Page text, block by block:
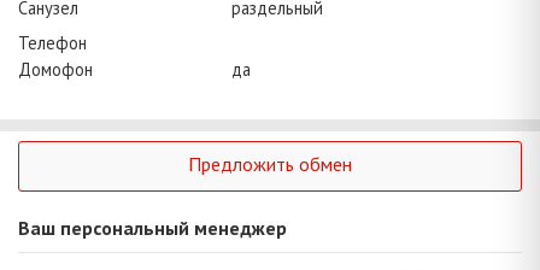
Санузел
раздельный
Телефон
Домофон
да
Предложить обмен
Ваш персональный менеджер